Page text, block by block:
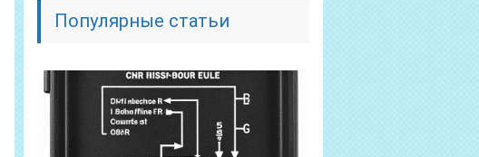
Популярные статьи